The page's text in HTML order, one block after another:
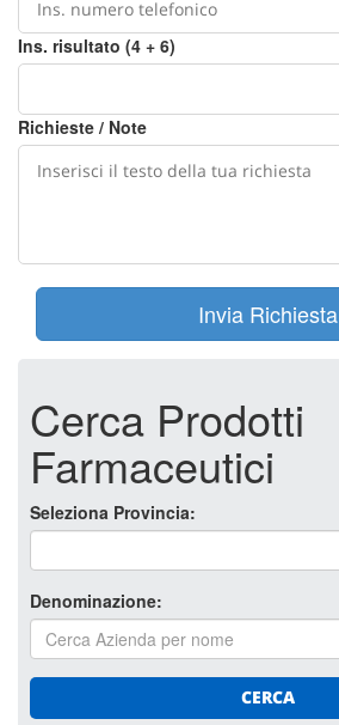
Ins. risultato (4 + 6)
Richieste / Note
Invia Richiesta
Cerca Prodotti
Farmaceutici
Seleziona Provincia:
Denominazione:
CERCA